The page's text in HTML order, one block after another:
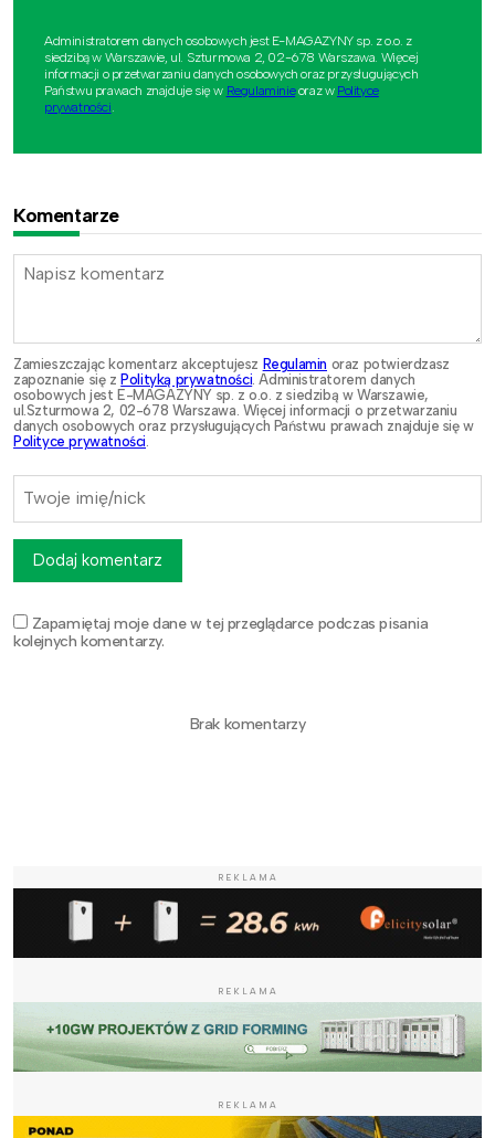
Administratorem danych osobowych jest E-MAGAZYNY sp. z o.o. z
siedzibą w Warszawie, ul. Szturmowa 2, 02-678 Warszawa. Więcej
informacji o przetwarzaniu danych osobowych oraz przysługujących
Państwu prawach znajduje się w Regulaminieoraz w Polityce
prywatności.
Komentarze
Zamieszczając komentarz akceptujesz Regulamin oraz potwierdzasz
zapoznanie się zPolityką prywatności . Administratorem danych
osobowych jest E-MAGAZYNY sp. z o.o. z siedzibą w Warszawie,
ul.Szturmowa 2, 02-678 Warszawa. Więcej informacji o przetwarzaniu
danych osobowych oraz przysługujących Państwu prawach znajduje się w
Polityce prywatności
Zapamiętaj moje dane w tej przeglądarce podczas pisania
kolejnych komentarzy.
Dodaj komentarz
Brak komentarzy
REKLAMA
REKLAMA
REKLAMA